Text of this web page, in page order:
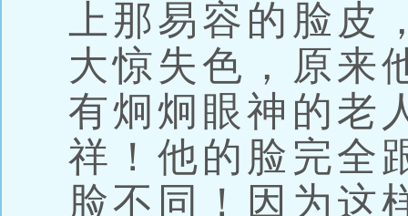
上那易容的脸
大惊失色，原来
有炯炯眼神的老
祥！他的脸完全
脸不同！因为这